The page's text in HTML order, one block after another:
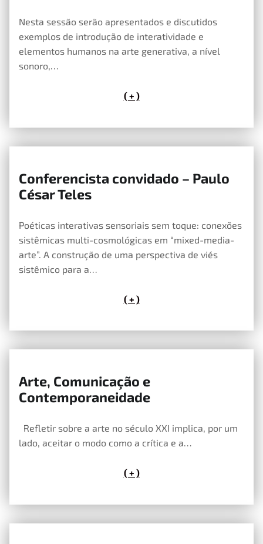
Nesta sessão serão apresentados e discutidos
exemplos de introdução de interatividade e
elementos humanos na arte generativa, a nível
sonoro,…
( + )
Conferencista convidado – Paulo
César Teles
Poéticas interativas sensoriais sem toque: conexões
sistêmicas multi-cosmológicas em “mixed-media-
arte”. A construção de uma perspectiva de viés
sistêmico para a…
( + )
21 de Maio, 2020
Arte, Comunicação e
Contemporaneidade
Refletir sobre a arte no século XXI implica, por um
lado, aceitar o modo como a crítica e a…
( + )
21 de Maio, 2020